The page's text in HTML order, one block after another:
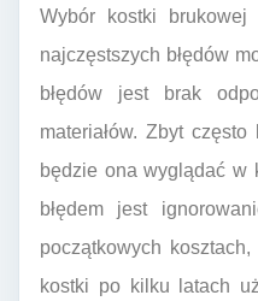
Wybór kostki
najczęstszych błędów
błędów jest brak
materiałów. Zbyt
będzie ona wyglądać w
błędem jest
początkowych
kostki po kilku latach